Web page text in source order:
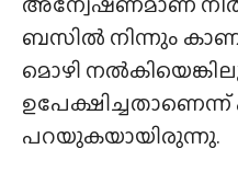
ബസിൽ നിന്നും
മൊഴി
ഉപേക്ഷിച്ചതാണെന്ന്
പറയുകയായിരുന്നു.